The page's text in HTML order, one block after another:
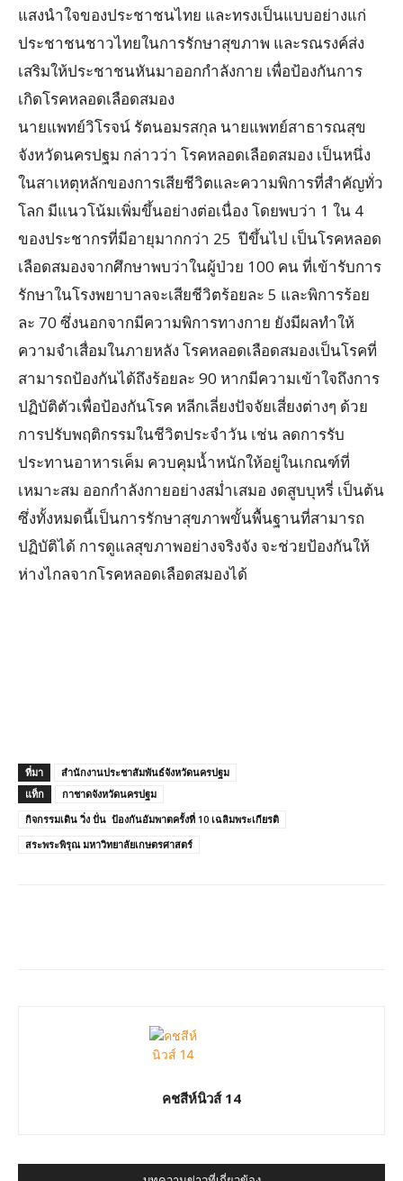
แสงนำใจของประชาชนไทย และทรงเป็นแบบอย่างแก่
ประชาชนชาวไทยในการรักษาสุขภาพ และรณรงค์ส่ง
เสริมให้ประชาชนหันมาออกกำลังกาย เพื่อป้องกันการ
เกิดโรคหลอดเลือดสมอง
นายแพทย์วิโรจน์ รัตนอมรสกุล นายแพทย์สาธารณสุข
จังหวัดนครปฐม กล่าวว่า โรคหลอดเลือดสมอง เป็นหนึ่ง
ในสาเหตุหลักของการเสียชีวิตและความพิการที่สำคัญทั่ว
โลก มีแนวโน้มเพิ่มขึ้นอย่างต่อเนื่อง โดยพบว่า 1 ใน 4
ของประชากรที่มีอายุมากกว่า 25 ปีขึ้นไป เป็นโรคหลอด
เลือดสมองจากศึกษาพบว่าในผู้ป่วย 100 คน ที่เข้ารับการ
รักษาในโรงพยาบาลจะเสียชีวิตร้อยละ 5 และพิการร้อย
ละ 70 ซึ่งนอกจากมีความพิการทางกาย ยังมีผลทำให้
ความจำเสื่อมในภายหลัง โรคหลอดเลือดสมองเป็นโรคที่
สามารถป้องกันได้ถึงร้อยละ 90 หากมีความเข้าใจถึงการ
ปฏิบัติตัวเพื่อป้องกันโรค หลีกเลี่ยงปัจจัยเสี่ยงต่างๆ ด้วย
การปรับพฤติกรรมในชีวิตประจำวัน เช่น ลดการรับ
ประทานอาหารเค็ม ควบคุมน้ำหนักให้อยู่ในเกณฑ์ที่
เหมาะสม ออกกำลังกายอย่างสม่ำเสมอ งดสูบบุหรี่ เป็นต้น
ซึ่งทั้งหมดนี้เป็นการรักษาสุขภาพขั้นพื้นฐานที่สามารถ
ปฏิบัติได้ การดูแลสุขภาพอย่างจริงจัง จะช่วยป้องกันให้
ห่างไกลจากโรคหลอดเลือดสมองได้
ที่มา
สำนักงานประชาสัมพันธ์จังหวัดนครปฐม
แท็ก
กาชาดจังหวัดนครปฐม
กิจกรรมเดิน วิ่ง ปั่น ป้องกันอัมพาตครั้งที่ 10 เฉลิมพระเกียรติ
สระพระพิรุณ มหาวิทยาลัยเกษตรศาสตร์
คชสีห์นิวส์ 14